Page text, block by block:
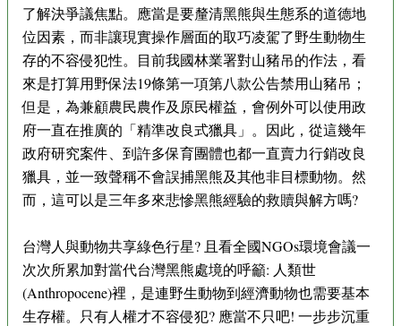
了解決爭議焦點。應當是要釐清黑熊與生態系的道德地
位因素，而非讓現實操作層面的取巧凌駕了野生動物生
存的不容侵犯性。目前我國林業署對山豬吊的作法，看
來是打算用野保法19條第一項第八款公告禁用山豬吊；
但是，為兼顧農民農作及原民權益，會例外可以使用政
府一直在推廣的「精準改良式獵具」。因此，從這幾年
政府研究案件、到許多保育團體也都一直賣力行銷改良
獵具，並一致聲稱不會誤捕黑熊及其他非目標動物。然
而，這可以是三年多來悲慘黑熊經驗的救贖與解方嗎?
台灣人與動物共享綠色行星? 且看全國NGOs環境會議一
次次所累加對當代台灣黑熊處境的呼籲: 人類世
(Anthropocene)裡，是連野生動物到經濟動物也需要基本
生存權。只有人權才不容侵犯? 應當不只吧! 一步步沉重